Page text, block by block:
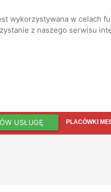
wykorzystywana w celach
z naszego serwisu
USŁUGĘ PLACÓWKI